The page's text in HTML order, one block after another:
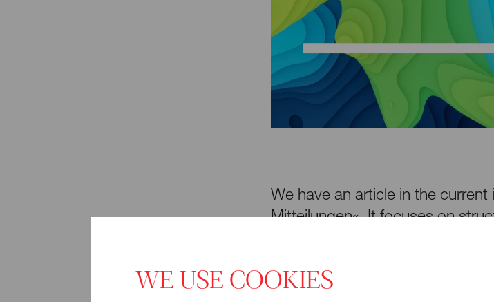
We have an article in the
Mitteilungen«. It focuses on
WE USE COOKIES